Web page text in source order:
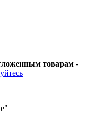
товарам -